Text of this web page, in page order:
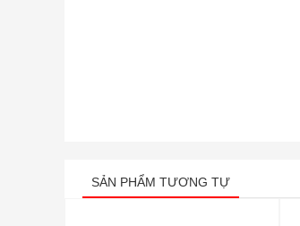
SẢN PHẨM TƯƠNG TỰ